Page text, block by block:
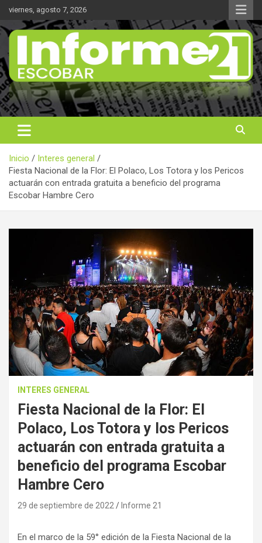
Saltar
contenido
viernes, agosto 7, 2026
Informe 21
Noticas reales
Inicio
Interes general
Fiesta Nacional de la Flor: El Polaco, Los Totora y los Pericos
actuarán con entrada gratuita a beneficio del programa
Escobar Hambre Cero
INTERES GENERAL
Fiesta Nacional de la Flor: El
Polaco, Los Totora y los Pericos
actuarán con entrada gratuita a
beneficio del programa Escobar
Hambre Cero
29 de septiembre de 2022 Informe 21
En el marco de la 59° edición de la Fiesta Nacional de la